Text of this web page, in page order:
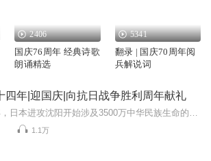
2406
国庆76周年 经典诗歌
朗诵精选
5341
翻录 | 国庆70周年阅
兵解说词
四年|迎国庆|向抗日战争胜利周年献礼
1.1万